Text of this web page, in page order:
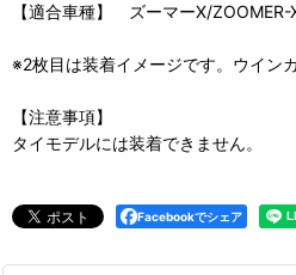
【適合車種】 ズーマーX/ZOOMER-
※2枚目は装着イメージです。ウイン
【注意事項】
タイモデルには装着できません。
Facebookでシェア